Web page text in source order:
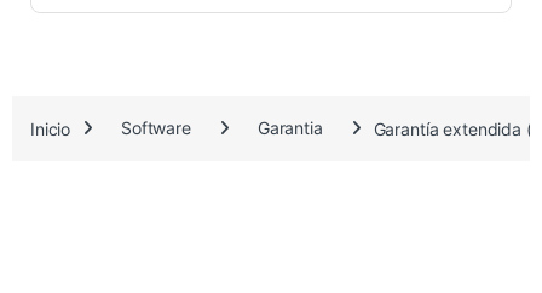
8
8
Inicio Software Garantia Garantía extendida